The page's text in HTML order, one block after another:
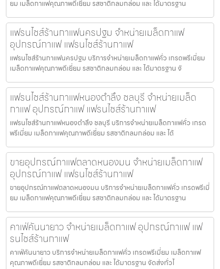
ยม เมล็ดกาแฟคุณภาพดีเยี่ยม รสชาติกลมกล่อม และ ได้มาตรฐาน
แฟรนไชส์ร้านกาแฟนครปฐม จำหน่ายเมล็ดกาแฟ
อุปกรณ์กาแฟ แฟรนไชส์ร้านกาแฟ
แฟรนไชส์ร้านกาแฟนครปฐม บริการจำหน่ายเมล็ดกาแฟคั่ว เกรดพรีเมี่ยม
เมล็ดกาแฟคุณภาพดีเยี่ยม รสชาติกลมกล่อม และ ได้มาตรฐาน จั
แฟรนไชส์ร้านกาแฟหนองตำลึง ชลบุรี จำหน่ายเมล็ด
กาแฟ อุปกรณ์กาแฟ แฟรนไชส์ร้านกาแฟ
แฟรนไชส์ร้านกาแฟหนองตำลึง ชลบุรี บริการจำหน่ายเมล็ดกาแฟคั่ว เกรด
พรีเมี่ยม เมล็ดกาแฟคุณภาพดีเยี่ยม รสชาติกลมกล่อม และ ได้
ขายอุปกรณ์กาแฟตลาดหนองมน จำหน่ายเมล็ดกาแฟ
อุปกรณ์กาแฟ แฟรนไชส์ร้านกาแฟ
ขายอุปกรณ์กาแฟตลาดหนองมน บริการจำหน่ายเมล็ดกาแฟคั่ว เกรดพรีเมี่
ยม เมล็ดกาแฟคุณภาพดีเยี่ยม รสชาติกลมกล่อม และ ได้มาตรฐาน
คาเฟ่คันนายาว จำหน่ายเมล็ดกาแฟ อุปกรณ์กาแฟ แฟ
รนไชส์ร้านกาแฟ
คาเฟ่คันนายาว บริการจำหน่ายเมล็ดกาแฟคั่ว เกรดพรีเมี่ยม เมล็ดกาแฟ
คุณภาพดีเยี่ยม รสชาติกลมกล่อม และ ได้มาตรฐาน จัดส่งทั่วไ